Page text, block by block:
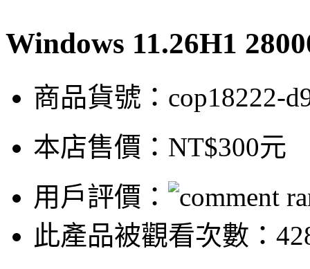
Windows 11.26H1
商品貨號：cop18222-
本店售價： NT$300元
用戶評價：
此產品被觀看次數：